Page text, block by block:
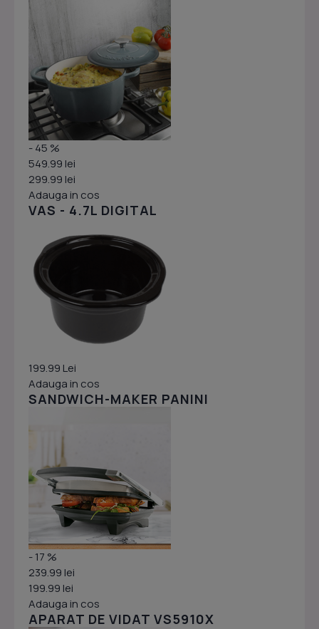
- 45 %
549.99 lei
299.99 lei
Adauga in cos
VAS - 4.7L DIGITAL
199.99 Lei
Adauga in cos
SANDWICH-MAKER PANINI
- 17 %
239.99 lei
199.99 lei
Adauga in cos
APARAT DE VIDAT VS5910X